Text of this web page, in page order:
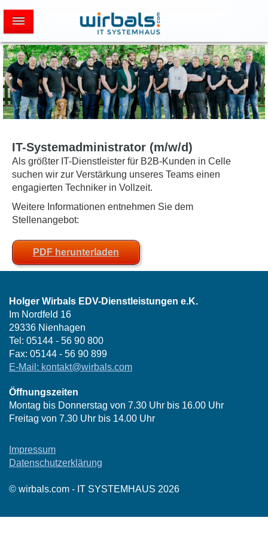
IT-Systemadministrator (m/w/d)
Als größter IT-Dienstleister für B2B-Kunden in Celle
suchen wir zur Verstärkung unseres Teams einen
engagierten Techniker in Vollzeit.
Weitere Informationen entnehmen Sie dem
Stellenangebot:
PDF herunterladen
Holger Wirbals EDV-Dienstleistungen e.K.
Im Nordfeld 16
29336 Nienhagen
Tel: 05144 - 56 90 800
Fax: 05144 - 56 90 899
E-Mail: kontakt@wirbals.com
Öffnungszeiten
Montag bis Donnerstag von 7.30 Uhr bis 16.00 Uhr
Freitag von 7.30 Uhr bis 14.00 Uhr
Impressum
Datenschutzerklärung
© wirbals.com - IT SYSTEMHAUS 2026